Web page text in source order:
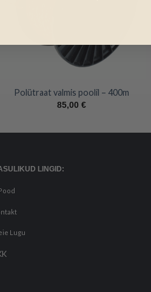
Polütraat valmis poolil – 400m
85,00 €
LINGID:
Lugu